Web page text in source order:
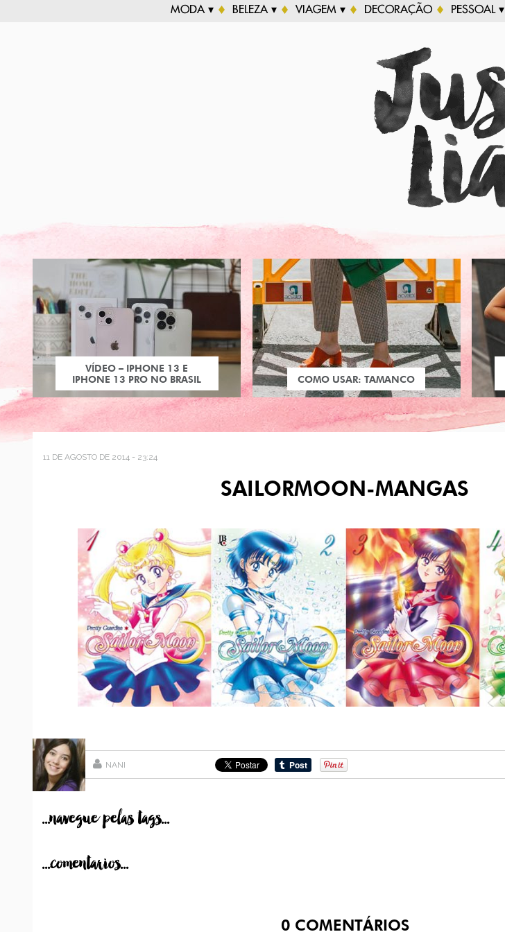
MODA ▾ BELEZA ▾ VIAGEM ▾ DECORAÇÃO PESSOAL ▾
VÍDEO – IPHONE 13 E
IPHONE 13 PRO NO BRASIL
COMO USAR: TAMANCO
11 DE AGOSTO DE 2014 - 23:24
SAILORMOON-MANGAS
NANI
...navegue pelas tags...
...comentarios...
0COMENTÁRIOS